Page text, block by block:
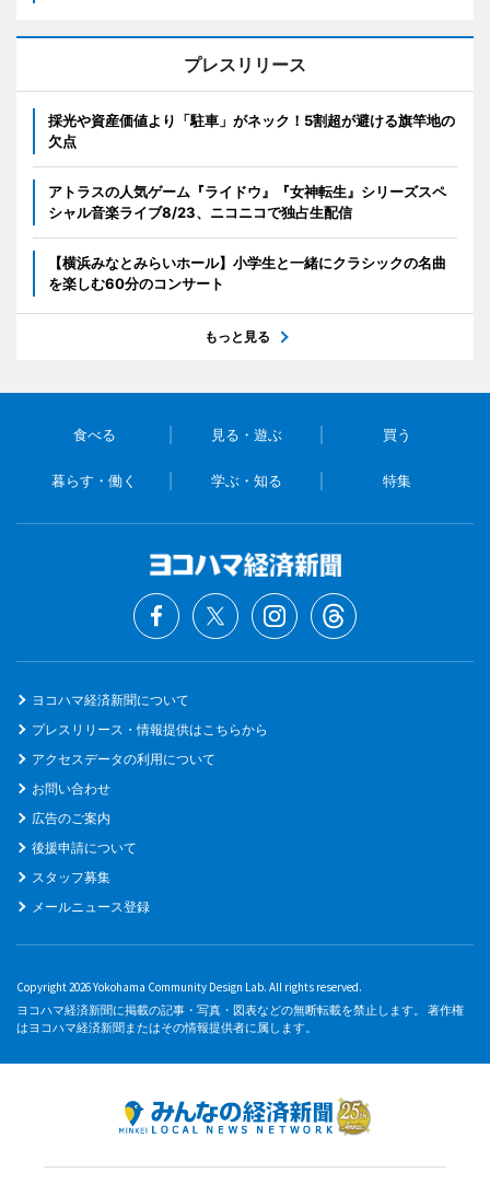
プレスリリース
採光や資産価値より「駐車」がネック！5割超が避ける旗竿地の
欠点
アトラスの人気ゲーム『ライドウ』『女神転生』シリーズスペ
シャル音楽ライブ8/23、ニコニコで独占生配信
【横浜みなとみらいホール】小学生と一緒にクラシックの名曲
を楽しむ60分のコンサート
もっと見る
食べる 見る・遊ぶ 買う
暮らす・働く 学ぶ・知る 特集
ヨコハマ経済新聞について
プレスリリース・情報提供はこちらから
アクセスデータの利用について
お問い合わせ
広告のご案内
後援申請について
スタッフ募集
メールニュース登録
Copyright 2026 Yokohama Community Design Lab. All rights reserved.
ヨコハマ経済新聞に掲載の記事・写真・図表などの無断転載を禁止します。 著作権
はヨコハマ経済新聞またはその情報提供者に属します。